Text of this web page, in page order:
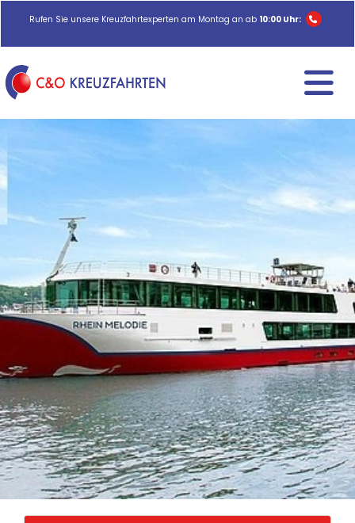
Rufen Sie unsere Kreuzfahrtexperten am Montag an ab 10:00 Uhr: